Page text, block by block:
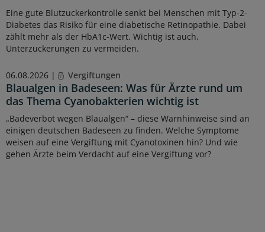
Eine gute Blutzuckerkontrolle senkt bei Menschen mit Typ-2-
Diabetes das Risiko für eine diabetische Retinopathie. Dabei
zählt mehr als der HbA1c-Wert. Wichtig ist auch,
Unterzuckerungen zu vermeiden.
06.08.2026 | Vergiftungen
Blaualgen in Badeseen: Was für Ärzte rund um
das Thema Cyanobakterien wichtig ist
„Badeverbot wegen Blaualgen“ – diese Warnhinweise sind an
einigen deutschen Badeseen zu finden. Welche Symptome
weisen auf eine Vergiftung mit Cyanotoxinen hin? Und wie
gehen Ärzte beim Verdacht auf eine Vergiftung vor?